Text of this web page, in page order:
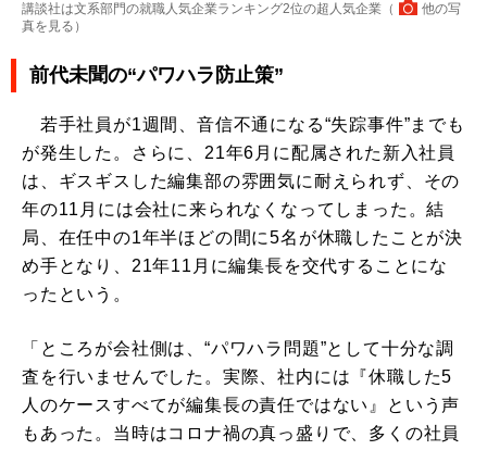
講談社は文系部門の就職人気企業ランキング2位の超人気企業（
他の写
真を見る ）
前代未聞の“パワハラ防止策”
若手社員が1週間、音信不通になる“失踪事件”までも
が発生した。さらに、21年6月に配属された新入社員
は、ギスギスした編集部の雰囲気に耐えられず、その
年の11月には会社に来られなくなってしまった。結
局、在任中の1年半ほどの間に5名が休職したことが決
め手となり、21年11月に編集長を交代することにな
ったという。
「ところが会社側は、“パワハラ問題”として十分な調
査を行いませんでした。実際、社内には『休職した5
人のケースすべてが編集長の責任ではない』という声
もあった。当時はコロナ禍の真っ盛りで、多くの社員